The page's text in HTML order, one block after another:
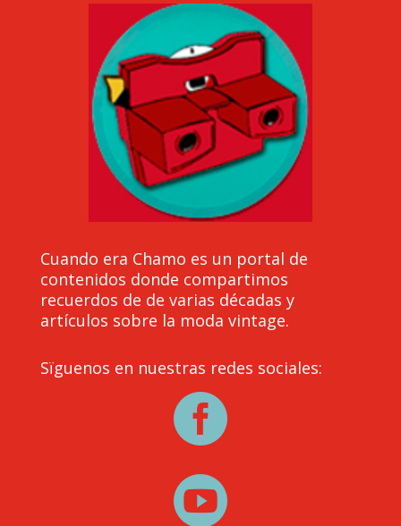
Cuando era Chamo es un portal de
contenidos donde compartimos
recuerdos de de varias décadas y
artículos sobre la moda vintage.
Sïguenos en nuestras redes sociales:

